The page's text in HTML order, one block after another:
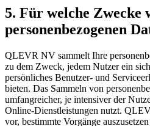
5. Für welche Zwecke
personenbezogenen
QLEVR NV sammelt Ihre
zu dem Zweck, jedem Nutzer ein
persönliches Benutzer- und
bieten. Das Sammeln von
umfangreicher, je intensiver der
Online-Dienstleistungen nutzt.
vor, bestimmte Vorgänge